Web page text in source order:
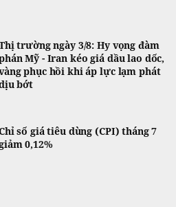
trường ngày 3/8: Hy vọng đàm
Mỹ - Iran kéo giá dầu lao dốc,
phục hồi khi áp lực lạm phát
bớt
số giá tiêu dùng (CPI) tháng 7
0,12%